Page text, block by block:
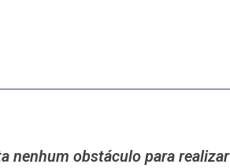
nenhum obstáculo para realizar